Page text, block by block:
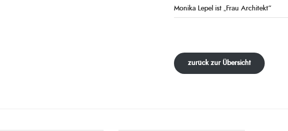
Monika Lepel ist „Frau Architekt“
zurück zur Übersicht